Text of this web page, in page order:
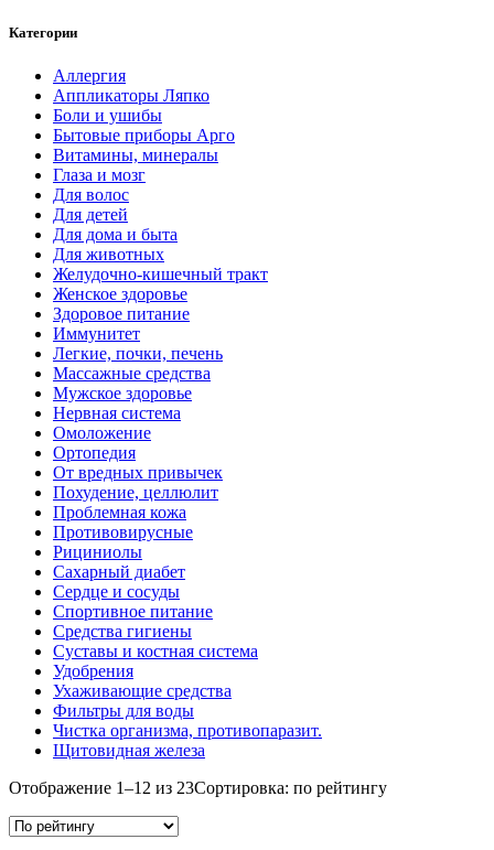
Категории
Аллергия
Аппликаторы Ляпко
Боли и ушибы
Бытовые приборы Арго
Витамины, минералы
Глаза и мозг
Для волос
Для детей
Для дома и быта
Для животных
Желудочно-кишечный тракт
Женское здоровье
Здоровое питание
Иммунитет
Легкие, почки, печень
Массажные средства
Мужское здоровье
Нервная система
Омоложение
Ортопедия
От вредных привычек
Похудение, целлюлит
Проблемная кожа
Противовирусные
Рициниолы
Сахарный диабет
Сердце и сосуды
Спортивное питание
Средства гигиены
Суставы и костная система
Удобрения
Ухаживающие средства
Фильтры для воды
Чистка организма, противопаразит.
Щитовидная железа
Отображение 1–12 из 23Сортировка: по рейтингу